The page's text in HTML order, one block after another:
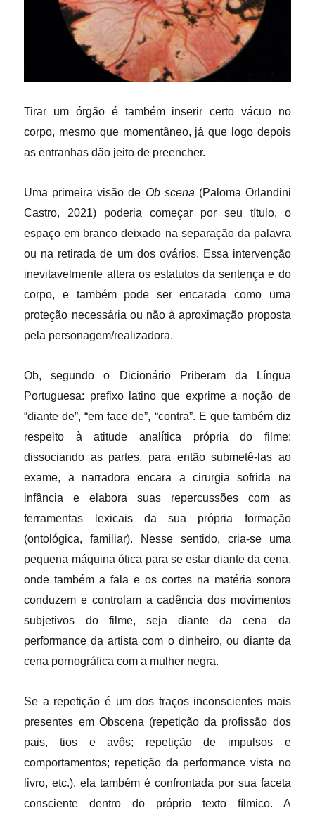
Tirar um órgão é também inserir certo vácuo no
corpo, mesmo que momentâneo, já que logo depois
as entranhas dão jeito de preencher.
Uma primeira visão de Ob scena (Paloma Orlandini
Castro, 2021) poderia começar por seu título, o
espaço em branco deixado na separação da palavra
ou na retirada de um dos ovários. Essa intervenção
inevitavelmente altera os estatutos da sentença e do
corpo, e também pode ser encarada como uma
proteção necessária ou não à aproximação proposta
pela personagem/realizadora.
Ob, segundo o Dicionário Priberam da Língua
Portuguesa: prefixo latino que exprime a noção de
“diante de”, “em face de”, “contra”. E que também diz
respeito à atitude analítica própria do filme:
dissociando as partes, para então submetê-las ao
exame, a narradora encara a cirurgia sofrida na
infância e elabora suas repercussões com as
ferramentas lexicais da sua própria formação
(ontológica, familiar). Nesse sentido, cria-se uma
pequena máquina ótica para se estar diante da cena,
onde também a fala e os cortes na matéria sonora
conduzem e controlam a cadência dos movimentos
subjetivos do filme, seja diante da cena da
performance da artista com o dinheiro, ou diante da
cena pornográfica com a mulher negra.
Se a repetição é um dos traços inconscientes mais
presentes em Obscena (repetição da profissão dos
pais, tios e avôs; repetição de impulsos e
comportamentos; repetição da performance vista no
livro, etc.), ela também é confrontada por sua faceta
consciente dentro do próprio texto fílmico. A